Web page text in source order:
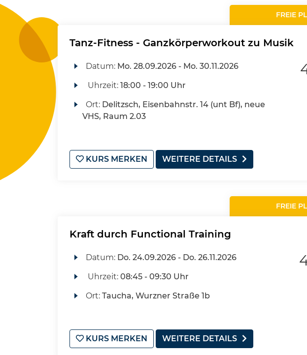
FREIE
Tanz-Fitness - Ganzkörperworkout zu Musik
Datum: Mo. 28.09.2026 - Mo. 30.11.2026
Uhrzeit: 18:00 - 19:00 Uhr
Ort: Delitzsch, Eisenbahnstr. 14 (unt Bf), neue
VHS, Raum 2.03
KURS MERKEN WEITERE DETAILS
FREIE
Kraft durch Functional Training
Datum: Do. 24.09.2026 - Do. 26.11.2026
Uhrzeit: 08:45 - 09:30 Uhr
Ort: Taucha, Wurzner Straße 1b
KURS MERKEN WEITERE DETAILS